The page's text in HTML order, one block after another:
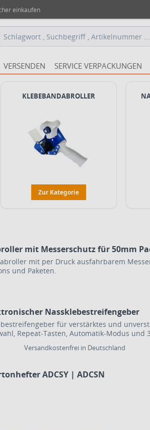
einkaufen
VERSENDEN SERVICE VERPACKUNGEN
KLEBEBANDABROLLER
Zur Kategorie
mit Messerschutz für 50mm
mit per Druck ausfahrbarem
und Paketen.
Nassklebestreifengeber
für verstärktes und
Repeat-Tasten, Automatik-Modus und
Versandkostenfrei in Deutschland
ADCSY | ADCSN